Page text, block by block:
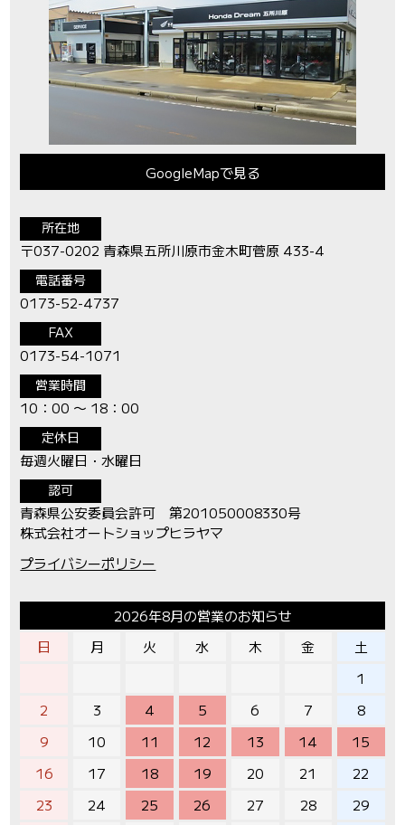
所在地
〒037-0202 青森県五所川原市金木町菅原 433-4
電話番号
0173-52-4737
FAX
0173-54-1071
営業時間
10：00 〜 18：00
定休日
毎週火曜日・水曜日
認可
青森県公安委員会許可 第201050008330号
株式会社オートショップヒラヤマ
プライバシーポリシー
GoogleMapで見る
2026年8月の営業のお知らせ
日
月 火 水 木 金
土
1
2
3 4 5 6 7
8
9
10 11 12 13 14
15
16
17 18 19 20 21
22
23
24 25 26 27 28
29